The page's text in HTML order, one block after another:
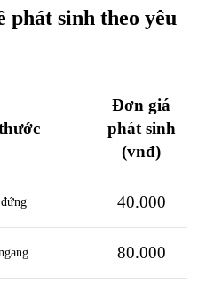
phát sinh theo yêu
Đơn giá
phát sinh
(vnđ)
40.000
80.000